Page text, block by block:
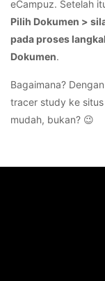
eCampuz. Setelah
Pilih Dokumen >
pada proses
Dokumen.
Bagaimana?
tracer study ke situs
mudah, bukan? 😉